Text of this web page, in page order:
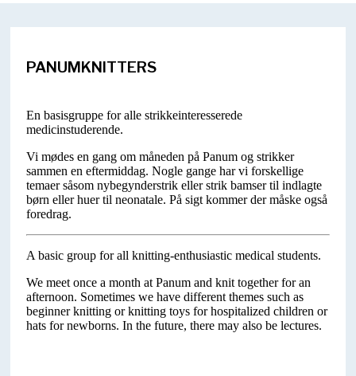
PANUMKNITTERS
En basisgruppe for alle strikkeinteresserede
medicinstuderende.
Vi mødes en gang om måneden på Panum og strikker
sammen en eftermiddag. Nogle gange har vi forskellige
temaer såsom nybegynderstrik eller strik bamser til indlagte
børn eller huer til neonatale. På sigt kommer der måske også
foredrag.
A basic group for all knitting-enthusiastic medical students.
We meet once a month at Panum and knit together for an
afternoon. Sometimes we have different themes such as
beginner knitting or knitting toys for hospitalized children or
hats for newborns. In the future, there may also be lectures.